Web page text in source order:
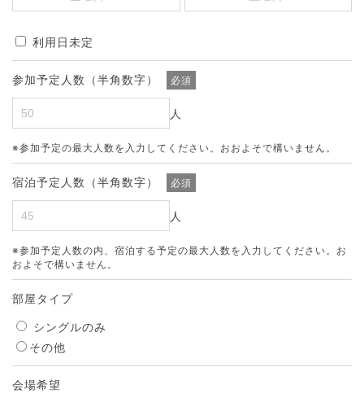
利用日未定
参加予定人数（半角数字） 必須
人
※参加予定の最大人数を入力してください。おおよそで構いません。
宿泊予定人数（半角数字） 必須
人
※参加予定人数の内、宿泊する予定の最大人数を入力してください。お
およそで構いません。
部屋タイプ
シングルのみ
その他
会場希望